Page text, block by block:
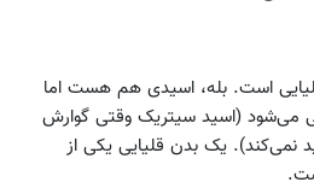
است. بله، اسیدی هم هست اما
می‌شود (اسید سیتریک وقتی گوارش
نمی‌کند). یک بدن قلیایی یکی از